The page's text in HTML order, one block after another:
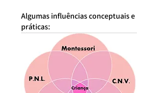
Algumas influências conceptuais e
práticas: